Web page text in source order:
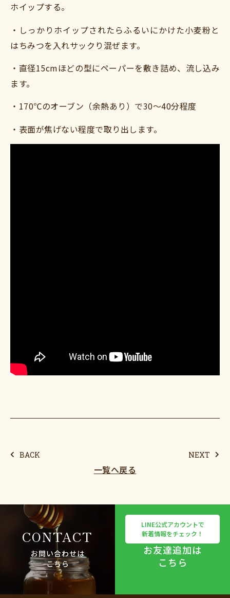
ホイップする。
・しっかりホイップされたらふるいにかけた小麦粉と
はちみつを入れサックり混ぜます。
・直径15cmほどの型にペーパーを敷き詰め、流し込み
ます。
・170℃のオーブン（余熱あり）で30〜40分程度
・表面が焦げない程度で取り出します。
BACK NEXT
一覧へ戻る
CONTACT
お問い合わせは
こちら
LINE公式アカウントで
新着情報をチェック！
お友達追加は
こちら